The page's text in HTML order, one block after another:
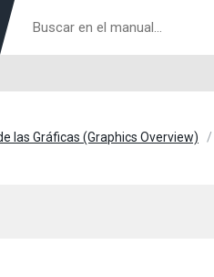
las Gráficas (Graphics Overview)